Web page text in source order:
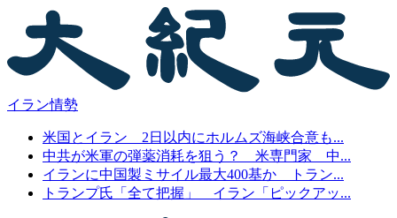
イラン情勢
米国とイラン 2日以内にホルムズ海峡合意も...
中共が米軍の弾薬消耗を狙う？ 米専門家 中...
イランに中国製ミサイル最大400基か トラン...
トランプ氏「全て把握」 イラン「ピックアッ...